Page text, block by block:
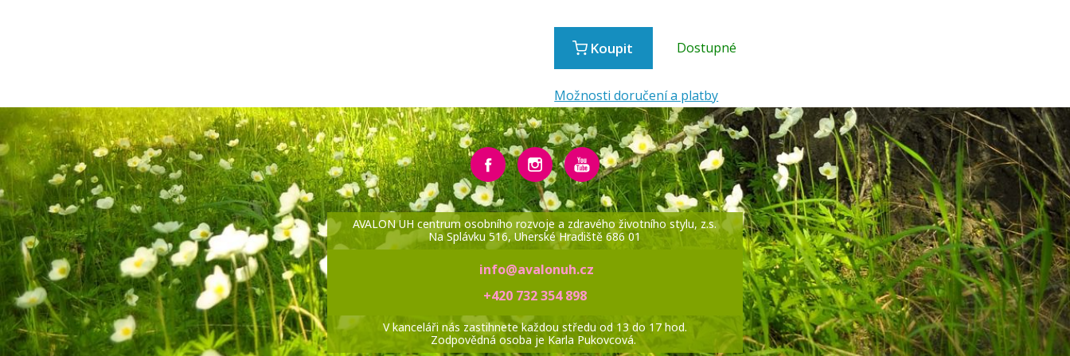
Koupit Dostupné
Možnosti doručení a platby
AVALON UH centrum osobního rozvoje a zdravého životního stylu, z.s.
Na Splávku 516, Uherské Hradiště 686 01
info@avalonuh.cz
+420 732 354 898
V kanceláři nás zastihnete každou středu od 13 do 17 hod.
Zodpovědná osoba je Karla Pukovcová.